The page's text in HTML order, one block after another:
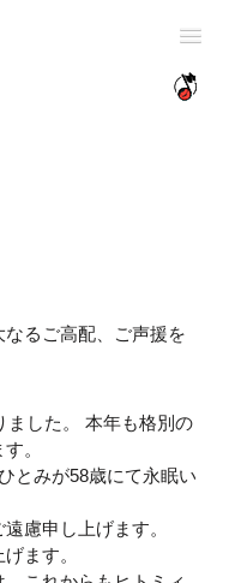
るご高配、ご声援を
ました。 本年も格別の
。
とみが58歳にて永眠い
慮申し上げます。
ます。